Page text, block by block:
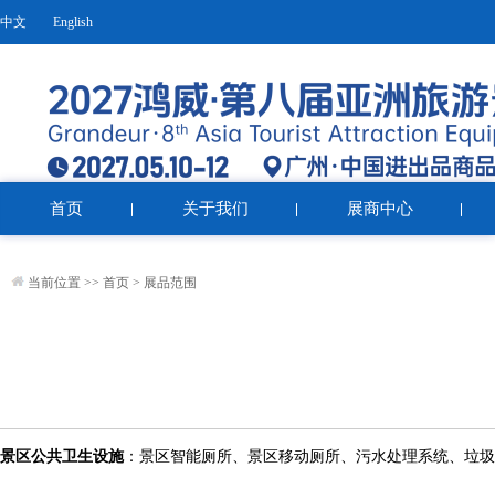
中文 English
首页 关于我们 展商中心
当前位置 >> 首页 > 展品范围
景区公共卫生设施：景区智能厕所、景区移动厕所、污水处理系统、垃